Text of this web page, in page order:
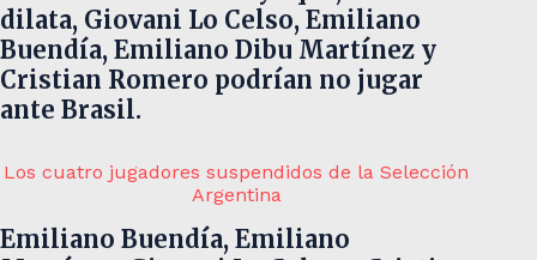
dilata, Giovani Lo Celso, Emiliano
Buendía, Emiliano Dibu Martínez y
Cristian Romero podrían no jugar
ante Brasil.
Los cuatro jugadores suspendidos de la Selección
Argentina
Emiliano Buendía, Emiliano